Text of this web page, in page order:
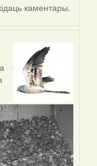
каментары.